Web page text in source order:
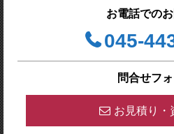
お電話での
045-
問合せフ
お見積り・